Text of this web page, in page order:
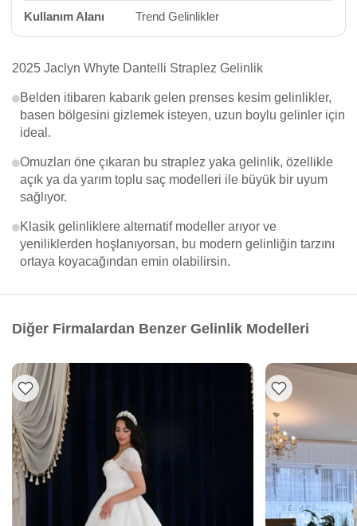
Kullanım Alanı Trend Gelinlikler
2025 Jaclyn Whyte Dantelli Straplez Gelinlik
Belden itibaren kabarık gelen prenses kesim gelinlikler,
basen bölgesini gizlemek isteyen, uzun boylu gelinler için
ideal.
Omuzları öne çıkaran bu straplez yaka gelinlik, özellikle
açık ya da yarım toplu saç modelleri ile büyük bir uyum
sağlıyor.
Klasik gelinliklere alternatif modeller arıyor ve
yeniliklerden hoşlanıyorsan, bu modern gelinliğin tarzını
ortaya koyacağından emin olabilirsin.
Diğer Firmalardan Benzer Gelinlik Modelleri